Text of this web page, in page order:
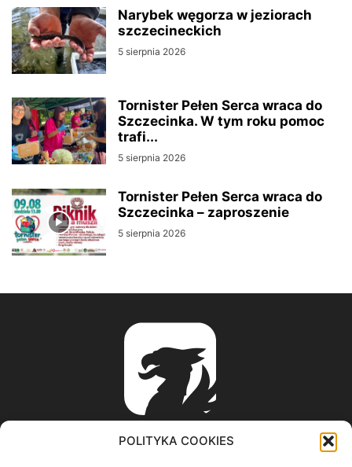
POLITYKA COOKIES
Narybek węgorza w jeziorach
szczecineckich
5 sierpnia 2026
Tornister Pełen Serca wraca do
Szczecinka. W tym roku pomoc
trafi...
5 sierpnia 2026
Tornister Pełen Serca wraca do
Szczecinka – zaproszenie
5 sierpnia 2026